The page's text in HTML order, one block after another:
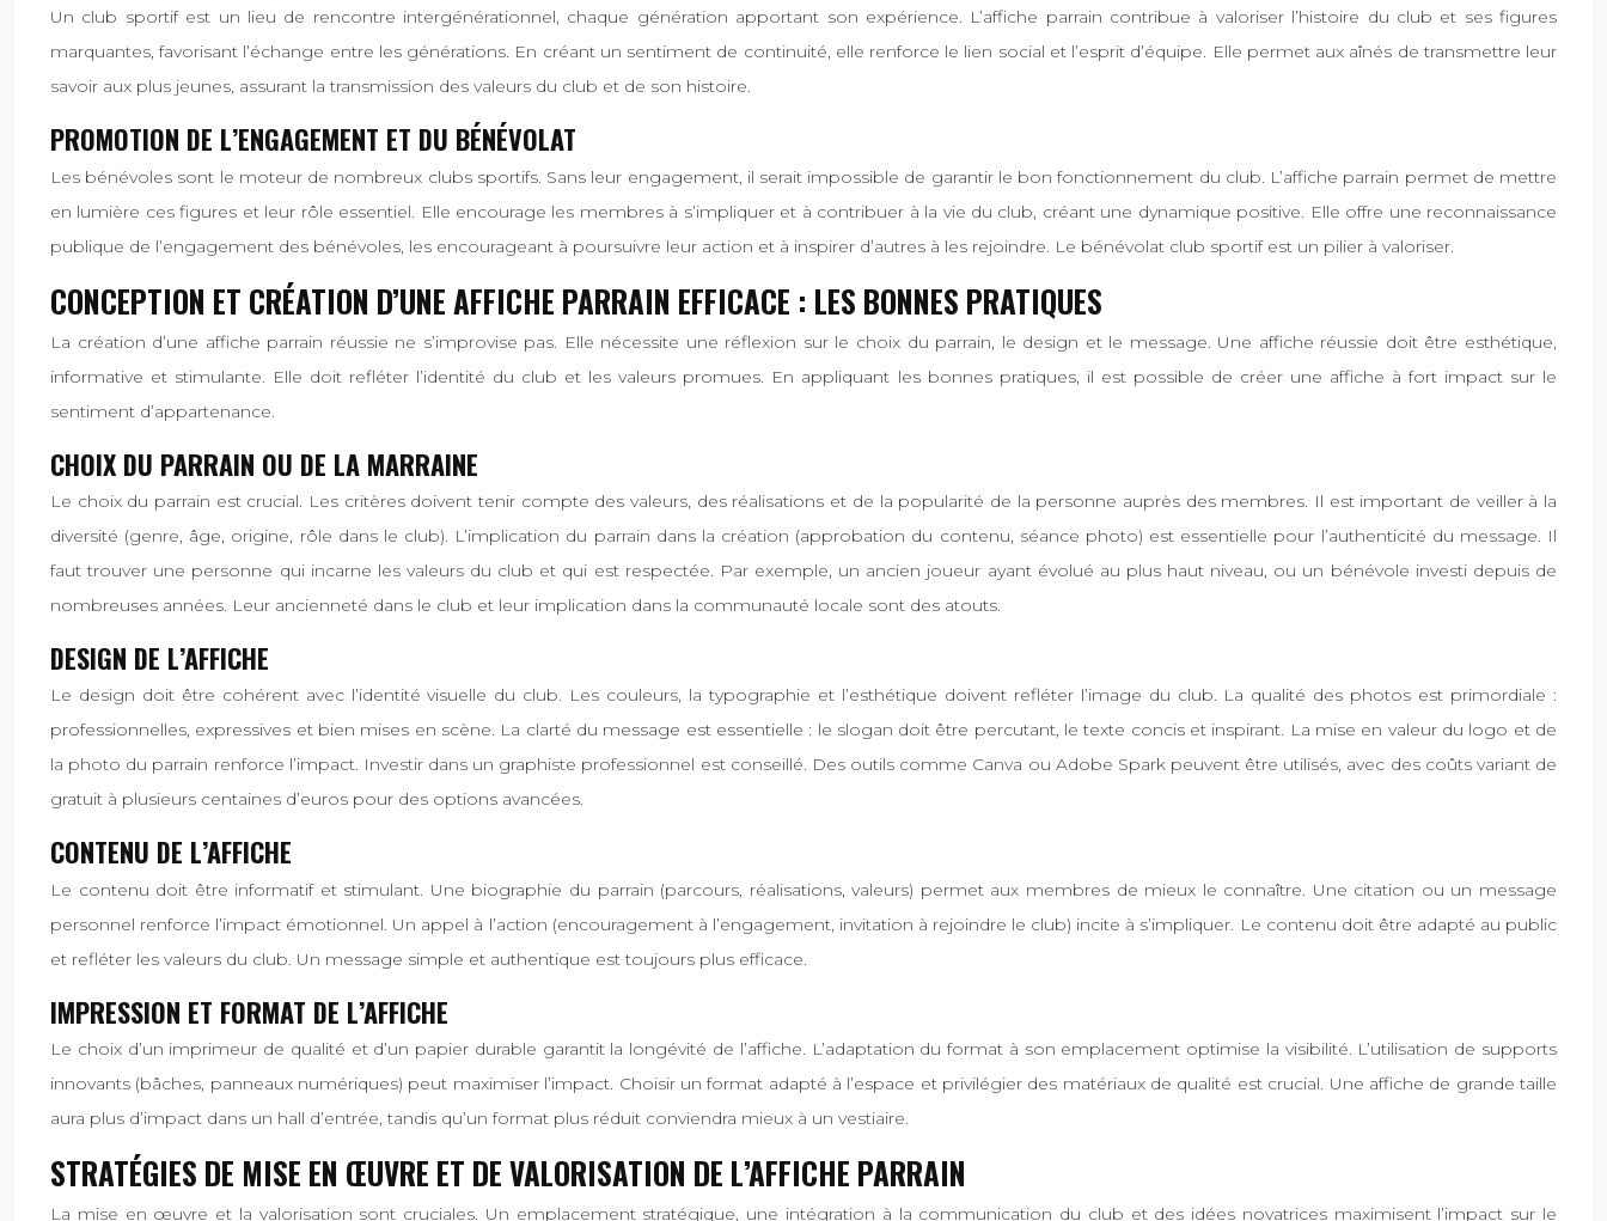
Un club sportif est un lieu de rencontre intergénérationnel, chaque génération apportant son expérience. L’affiche parrain contribue à valoriser l’histoire du club et ses figures
marquantes, favorisant l’échange entre les générations. En créant un sentiment de continuité, elle renforce le lien social et l’esprit d’équipe. Elle permet aux aînés de transmettre leur
savoir aux plus jeunes, assurant la transmission des valeurs du club et de son histoire.
PROMOTION DE L’ENGAGEMENT ET DU BÉNÉVOLAT
Les bénévoles sont le moteur de nombreux clubs sportifs. Sans leur engagement, il serait impossible de garantir le bon fonctionnement du club. L’affiche parrain permet de mettre
en lumière ces figures et leur rôle essentiel. Elle encourage les membres à s’impliquer et à contribuer à la vie du club, créant une dynamique positive. Elle offre une reconnaissance
publique de l’engagement des bénévoles, les encourageant à poursuivre leur action et à inspirer d’autres à les rejoindre. Le bénévolat club sportif est un pilier à valoriser.
CONCEPTION ET CRÉATION D’UNE AFFICHE PARRAIN EFFICACE : LES BONNES PRATIQUES
La création d’une affiche parrain réussie ne s’improvise pas. Elle nécessite une réflexion sur le choix du parrain, le design et le message. Une affiche réussie doit être esthétique,
informative et stimulante. Elle doit refléter l’identité du club et les valeurs promues. En appliquant les bonnes pratiques, il est possible de créer une affiche à fort impact sur le
sentiment d’appartenance.
CHOIX DU PARRAIN OU DE LA MARRAINE
Le choix du parrain est crucial. Les critères doivent tenir compte des valeurs, des réalisations et de la popularité de la personne auprès des membres. Il est important de veiller à la
diversité (genre, âge, origine, rôle dans le club). L’implication du parrain dans la création (approbation du contenu, séance photo) est essentielle pour l’authenticité du message. Il
faut trouver une personne qui incarne les valeurs du club et qui est respectée. Par exemple, un ancien joueur ayant évolué au plus haut niveau, ou un bénévole investi depuis de
nombreuses années. Leur ancienneté dans le club et leur implication dans la communauté locale sont des atouts.
DESIGN DE L’AFFICHE
Le design doit être cohérent avec l’identité visuelle du club. Les couleurs, la typographie et l’esthétique doivent refléter l’image du club. La qualité des photos est primordiale :
professionnelles, expressives et bien mises en scène. La clarté du message est essentielle : le slogan doit être percutant, le texte concis et inspirant. La mise en valeur du logo et de
la photo du parrain renforce l’impact. Investir dans un graphiste professionnel est conseillé. Des outils comme Canva ou Adobe Spark peuvent être utilisés, avec des coûts variant de
gratuit à plusieurs centaines d’euros pour des options avancées.
CONTENU DE L’AFFICHE
Le contenu doit être informatif et stimulant. Une biographie du parrain (parcours, réalisations, valeurs) permet aux membres de mieux le connaître. Une citation ou un message
personnel renforce l’impact émotionnel. Un appel à l’action (encouragement à l’engagement, invitation à rejoindre le club) incite à s’impliquer. Le contenu doit être adapté au public
et refléter les valeurs du club. Un message simple et authentique est toujours plus efficace.
IMPRESSION ET FORMAT DE L’AFFICHE
Le choix d’un imprimeur de qualité et d’un papier durable garantit la longévité de l’affiche. L’adaptation du format à son emplacement optimise la visibilité. L’utilisation de supports
innovants (bâches, panneaux numériques) peut maximiser l’impact. Choisir un format adapté à l’espace et privilégier des matériaux de qualité est crucial. Une affiche de grande taille
aura plus d’impact dans un hall d’entrée, tandis qu’un format plus réduit conviendra mieux à un vestiaire.
STRATÉGIES DE MISE EN ŒUVRE ET DE VALORISATION DE L’AFFICHE PARRAIN
La mise en œuvre et la valorisation sont cruciales. Un emplacement stratégique, une intégration à la communication du club et des idées novatrices maximisent l’impact sur le